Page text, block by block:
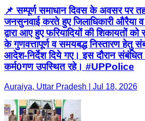
📌 सम्पूर्ण समाधान दिवस के अवसर पर
जनसुनवाई करते हुए जिलाधिकारी औरैया
द्वारा आए हुए फरियादियों की शिकायतों
के गुणवत्तापूर्ण व समयबद्ध निस्तारण हेतु
आदेश-निर्देश दिये गए। इस दौरान
कर्म0गण उपस्थित रहे। #UPPolice
Auraiya, Uttar Pradesh | Jul 18, 2026